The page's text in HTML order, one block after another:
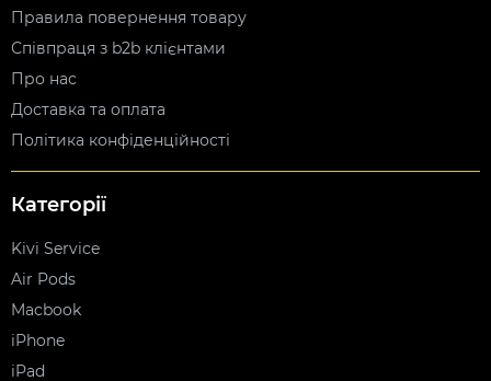
Правила повернення товару
Співпраця з b2b клієнтами
Про нас
Доставка та оплата
Політика конфіденційності
Категорії
Kivi Service
Air Pods
Macbook
iPhone
iPad